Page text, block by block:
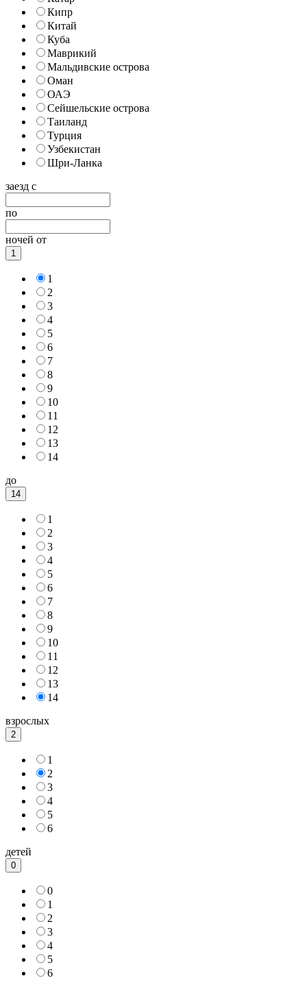
Кипр
Китай
Куба
Маврикий
Мальдивские острова
Оман
ОАЭ
Сейшельские острова
Таиланд
Турция
Узбекистан
Шри-Ланка
заезд с
по
ночей от
1
1
2
3
4
5
6
7
8
9
10
11
12
13
14
до
14
1
2
3
4
5
6
7
8
9
10
11
12
13
14
взрослых
2
1
2
3
4
5
6
детей
0
0
1
2
3
4
5
6